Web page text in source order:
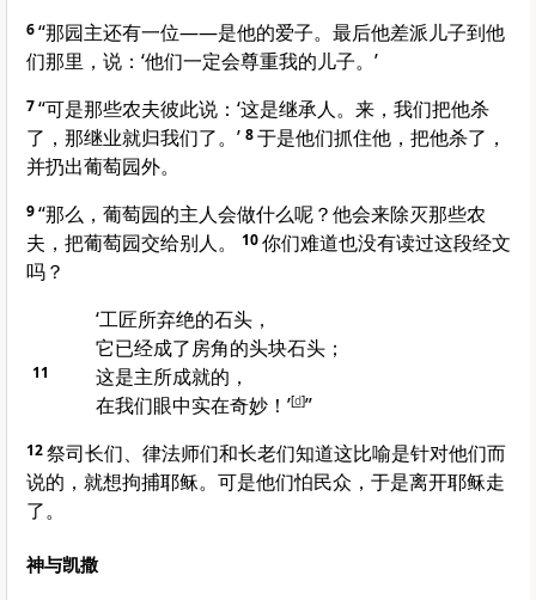
6“那园主还有一位——是他的爱子。最后他差派儿子到他
们那里，说：‘他们一定会尊重我的儿子。’
7“可是那些农夫彼此说：‘这是继承人。来，我们把他杀
了，那继业就归我们了。’ 8于是他们抓住他，把他杀了，
并扔出葡萄园外。
9“那么，葡萄园的主人会做什么呢？他会来除灭那些农
夫，把葡萄园交给别人。
10你们难道也没有读过这段经文
吗？
‘工匠所弃绝的石头，
它已经成了房角的头块石头；
11
这是主所成就的，
在我们眼中实在奇妙！’[d]”
12祭司长们、律法师们和长老们知道这比喻是针对他们而
说的，就想拘捕耶稣。可是他们怕民众，于是离开耶稣走
了。
神与凯撒